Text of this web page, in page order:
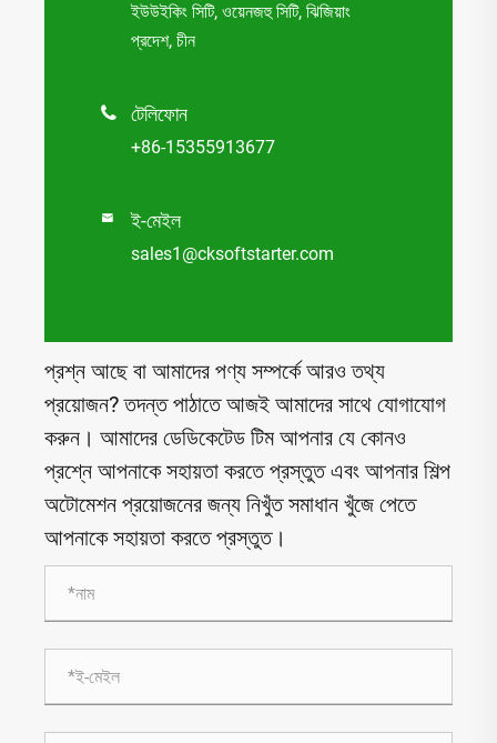
ইউউইকিং সিটি, ওয়েনজহু সিটি, ঝিজিয়াং
প্রদেশ, চীন
 টেলিফোন
+86-15355913677
 ই-মেইল
sales1@cksoftstarter.com
প্রশ্ন আছে বা আমাদের পণ্য সম্পর্কে আরও তথ্য
প্রয়োজন? তদন্ত পাঠাতে আজই আমাদের সাথে যোগাযোগ
করুন। আমাদের ডেডিকেটেড টিম আপনার যে কোনও
প্রশ্নে আপনাকে সহায়তা করতে প্রস্তুত এবং আপনার শিল্প
অটোমেশন প্রয়োজনের জন্য নিখুঁত সমাধান খুঁজে পেতে
আপনাকে সহায়তা করতে প্রস্তুত।